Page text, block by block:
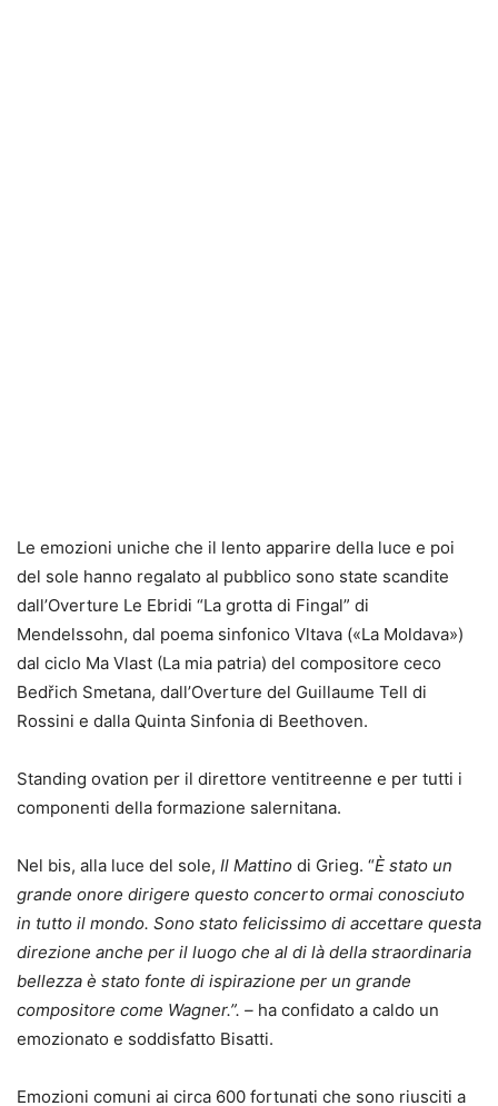
Le emozioni uniche che il lento apparire della luce e poi
del sole hanno regalato al pubblico sono state scandite
dall’Overture Le Ebridi “La grotta di Fingal” di
Mendelssohn, dal poema sinfonico Vltava («La Moldava»)
dal ciclo Ma Vlast (La mia patria) del compositore ceco
Bedřich Smetana, dall’Overture del Guillaume Tell di
Rossini e dalla Quinta Sinfonia di Beethoven.
Standing ovation per il direttore ventitreenne e per tutti i
componenti della formazione salernitana.
Nel bis, alla luce del sole, Il Mattino di Grieg. “È stato un
grande onore dirigere questo concerto ormai conosciuto
in tutto il mondo. Sono stato felicissimo di accettare questa
direzione anche per il luogo che al di là della straordinaria
bellezza è stato fonte di ispirazione per un grande
compositore come Wagner.”. – ha confidato a caldo un
emozionato e soddisfatto Bisatti.
Emozioni comuni ai circa 600 fortunati che sono riusciti a